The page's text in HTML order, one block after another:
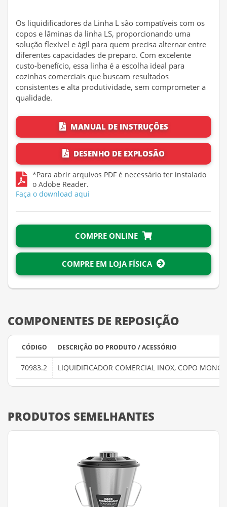
Os liquidificadores da Linha L são compatíveis com os
copos e lâminas da linha LS, proporcionando uma
solução flexível e ágil para quem precisa alternar entre
diferentes capacidades de preparo. Com excelente
custo-benefício, essa linha é a escolha ideal para
cozinhas comerciais que buscam resultados
consistentes e alta produtividade, sem comprometer a
qualidade.
MANUAL DE INSTRUÇÕES
DESENHO DE EXPLOSÃO
*Para abrir arquivos PDF é necessário ter instalado
o Adobe Reader.
Faça o download aqui
COMPRE ONLINE
COMPRE EM LOJA FÍSICA
COMPONENTES DE REPOSIÇÃO
CÓDIGO DESCRIÇÃO DO PRODUTO / ACESSÓRIO
70983.2 LIQUIDIFICADOR COMERCIAL INOX, COPO
PRODUTOS SEMELHANTES